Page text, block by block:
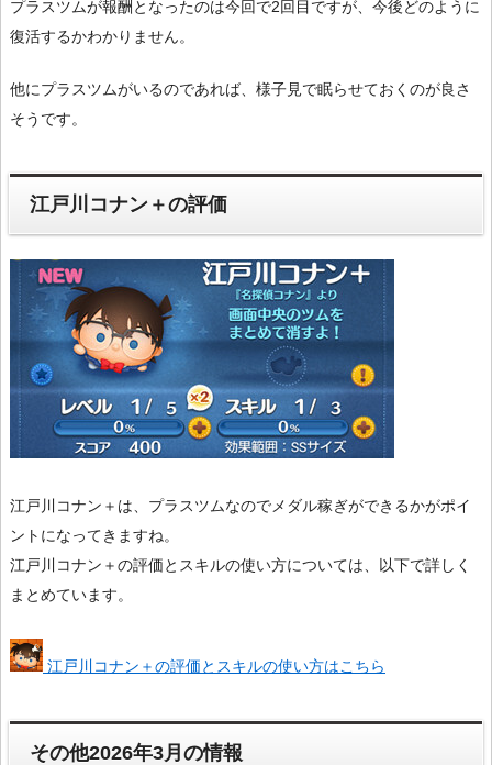
プラスツムが報酬となったのは今回で2回目ですが、今後どのように
復活するかわかりません。
他にプラスツムがいるのであれば、様子見で眠らせておくのが良さ
そうです。
江戸川コナン＋の評価
江戸川コナン＋は、プラスツムなのでメダル稼ぎができるかがポイ
ントになってきますね。
江戸川コナン＋の評価とスキルの使い方については、以下で詳しく
まとめています。
江戸川コナン＋の評価とスキルの使い方はこちら
その他2026年3月の情報